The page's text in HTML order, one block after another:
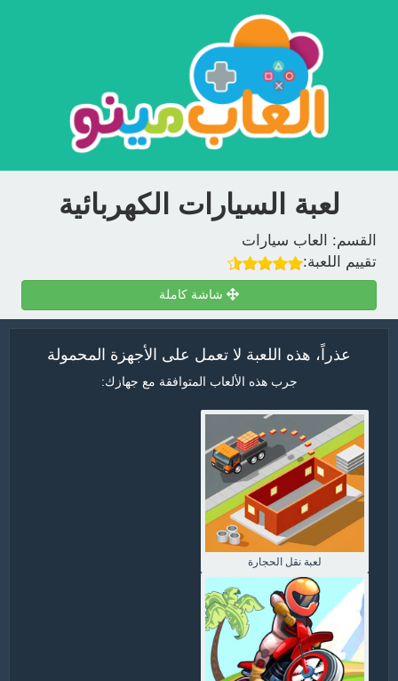
لعبة السيارات الكهربائية
القسم:
العاب سيارات
تقييم اللعبة:
شاشة كاملة
عذراً، هذه اللعبة لا تعمل على الأجهزة المحمولة
جرب هذه الألعاب المتوافقة مع جهازك:
لعبة نقل الحجارة